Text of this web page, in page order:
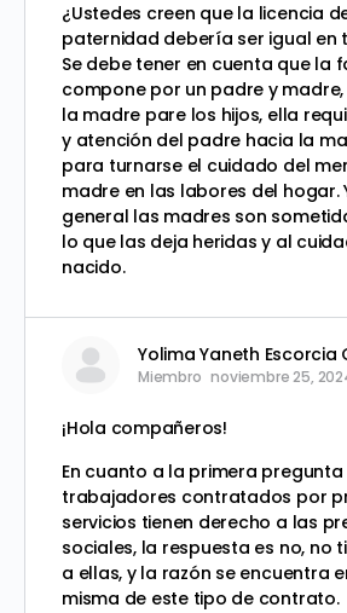
¿Ustedes creen que la licencia
paternidad debería ser igual en
Se debe tener en cuenta que la
compone por un padre y
la madre pare los hijos, ella
y atención del padre hacia la
para turnarse el cuidado del
madre en las labores del hogar.
general las madres son
lo que las deja heridas y al
nacido.
Yolima Yaneth Escorcia
Miembro noviembre 25,
¡Hola compañeros!
En cuanto a la primera
trabajadores contratados por
servicios tienen derecho a las
sociales, la respuesta es no, no
a ellas, y la razón se encuentra
misma de este tipo de contrato.